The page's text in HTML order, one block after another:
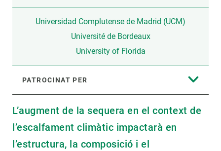
Universidad Complutense de Madrid (UCM)
Université de Bordeaux
University of Florida
PATROCINAT PER
L’augment de la sequera en el context de
l’escalfament climàtic impactarà en
l’estructura, la composició i el